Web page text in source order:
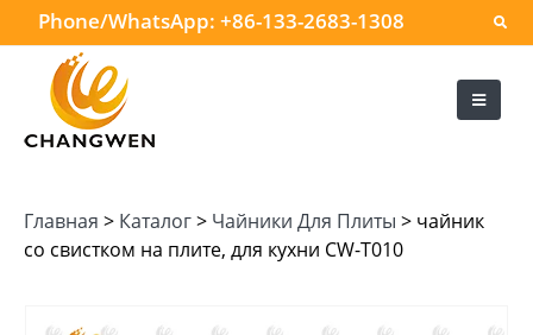
Phone/WhatsApp:+86-133-2683-1308
Главная > Каталог> Чайники Для Плиты > чайник
со свистком на плите, для кухни CW-T010